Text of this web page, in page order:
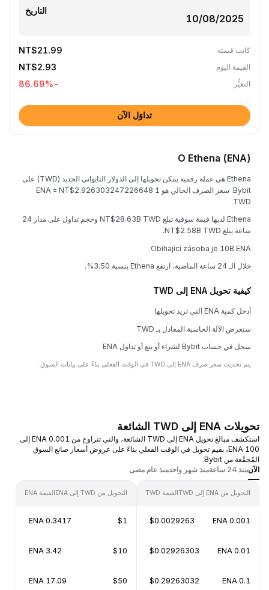
التاريخ
كانت قيمته NT$21.99
القيمة اليوم NT$2.93
التغيُّر -86.69
%
تداوَل الآن
O Ethena (ENA)
Ethena هي عملة رقمية يمكن تحويلها إلى الدولار التايواني الجديد (TWD) على
Bybit. سعر الصرف الحالي هو 1 ENA = NT$2.926303247226648
TWD.
Ethena لديها قيمة سوقية تبلغ NT$28.63B TWD وحجم تداول على مدار 24
ساعة يبلغ NT$2.58B TWD.
Obíhající zásoba je 10B ENA.
خلال الـ 24 ساعة الماضية، ارتفع Ethena بنسبة 3.50%.
كيفية تحويل ENA إلى TWD
أدخل كمية ENA التي تريد تحويلها
ستعرض الآلة الحاسبة المعادل بـ TWD
سجل في حساب Bybit لشراء أو بيع أو تداول ENA
يتم تحديث سعر صرف ENA إلى TWD في الوقت الفعلي بناءً على بيانات السوق.
تحويلات ENA إلى TWD الشائعة
استكشف مبالغ تحويل ENA إلى TWD الشائعة، والتي تتراوح من 0.001 ENA إلى
100 ENA، بقيم تحويل في الوقت الفعلي بناءً على عروض أسعار صانع السوق
المُجمَّعة من Bybit.
الآنمنذ 24 ساعة منذ شهر واحدمنذ عام مضى
التحويل من ENA إلى TWD القيمة TWD
0.001 ENA
$0.0029263
0.01 ENA
$0.02926303
0.1 ENA
$0.29263032
التحويل من TWD إلى ENA القيمة ENA
$1
0.3417 ENA
$10
3.42 ENA
$50
17.09 ENA